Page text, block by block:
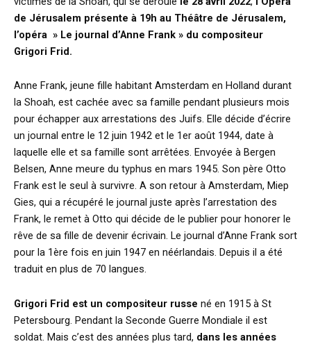
de Jérusalem présente à 19h au Théâtre de Jérusalem,
l’opéra » Le journal d’Anne Frank » du compositeur
Grigori Frid.
Anne Frank, jeune fille habitant Amsterdam en Holland durant
la Shoah, est cachée avec sa famille pendant plusieurs mois
pour échapper aux arrestations des Juifs. Elle décide d’écrire
un journal entre le 12 juin 1942 et le 1er août 1944, date à
laquelle elle et sa famille sont arrêtées. Envoyée à Bergen
Belsen, Anne meure du typhus en mars 1945. Son père Otto
Frank est le seul à survivre. A son retour à Amsterdam, Miep
Gies, qui a récupéré le journal juste après l’arrestation des
Frank, le remet à Otto qui décide de le publier pour honorer le
rêve de sa fille de devenir écrivain. Le journal d’Anne Frank sort
pour la 1ère fois en juin 1947 en néérlandais. Depuis il a été
traduit en plus de 70 langues.
Grigori Frid est un compositeur russe né en 1915 à St
Petersbourg. Pendant la Seconde Guerre Mondiale il est
soldat. Mais c’est des années plus tard, dans les années